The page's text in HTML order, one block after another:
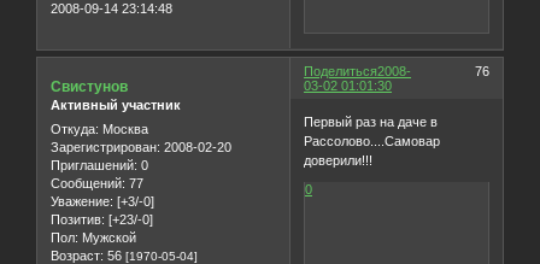
2008-09-14 23:14:48
Поделиться 76
2008-
03-02 01:01:30
Свистунов
Активный участник
Откуда: Москва
Зарегистрирован: 2008-02-20
Приглашений: 0
Сообщений: 77
Уважение: [+3/-0]
Позитив: [+23/-0]
Пол: Мужской
Возраст: 56 [1970-05-04]
Первый раз на даче в
Рассолово....Самовар
доверили!!!
0